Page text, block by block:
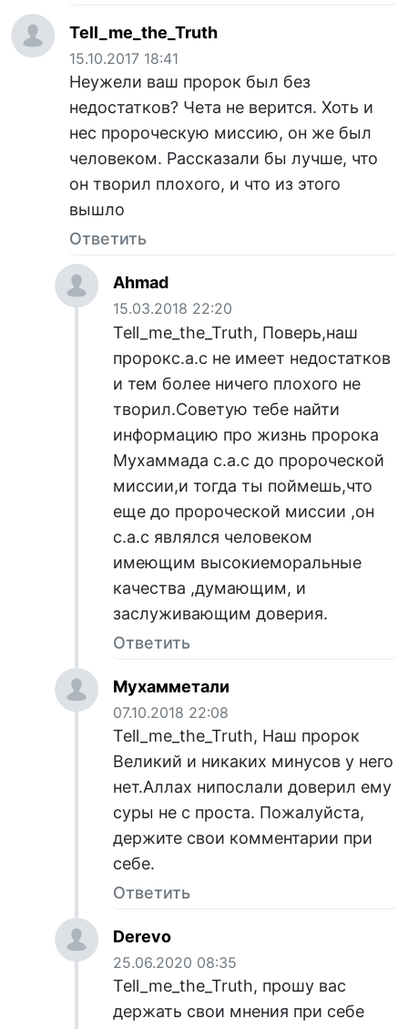
Tell_me_the_Truth
15.10.2017 18:41
Неужели ваш пророк был без
недостатков? Чета не верится. Хоть и
нес пророческую миссию, он же был
человеком. Рассказали бы лучше, что
он творил плохого, и что из этого
вышло
Ответить
Ahmad
15.03.2018 22:20
Tell_me_the_Truth, Поверь,наш
пророкс.а.с не имеет недостатков
и тем более ничего плохого не
творил.Советую тебе найти
информацию про жизнь пророка
Мухаммада с.а.с до пророческой
миссии,и тогда ты поймешь,что
еще до пророческой миссии ,он
с.а.с являлся человеком
имеющим высокиеморальные
качества ,думающим, и
заслуживающим доверия.
Ответить
Мухамметали
07.10.2018 22:08
Tell_me_the_Truth, Наш пророк
Великий и никаких минусов у него
нет.Аллах нипослали доверил ему
суры не с проста. Пожалуйста,
держите свои комментарии при
себе.
Ответить
Derevo
25.06.2020 08:35
Tell_me_the_Truth, прошу вас
держать свои мнения при себе